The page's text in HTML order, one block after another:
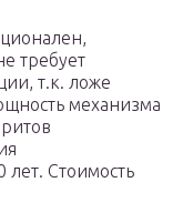
требует
т.к. ложе
механизма
лет. Стоимость